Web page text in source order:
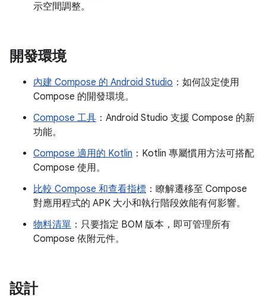
示空間調整。
開發環境
內建 Compose 的 Android Studio ：如何設定使用
Compose 的開發環境。
Compose 工具 ：Android Studio 支援 Compose 的新
功能。
Compose 適用的 Kotlin ：Kotlin 專屬慣用方法可搭配
Compose 使用。
比較 Compose 和查看指標 ：瞭解遷移至 Compose
對應用程式的 APK 大小和執行階段效能有何影響。
物料清單 ：只要指定 BOM 版本，即可管理所有
Compose 依附元件。
設計